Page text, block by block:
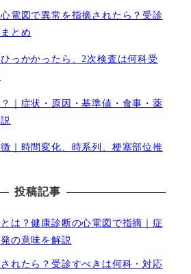
心電図で異常を指摘されたら？受診
とめ
っかかったら、2次検査は何科受
｜症状・原因・基準値・食事・薬
｜時間変化、時系列、梗塞部位推
投稿記事
とは？健康診断の心電図で指摘｜症
の意味を解説
れたら？受診すべきは何科・対応